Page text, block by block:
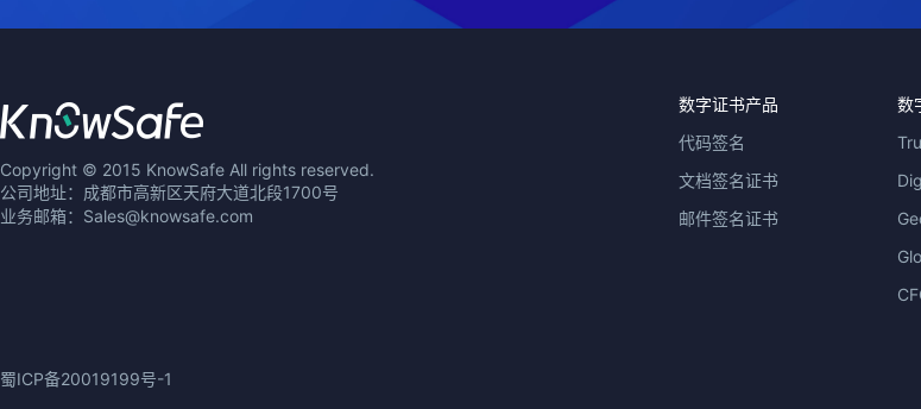
Copyright © 2015 KnowSafe All rights reserved.
公司地址：成都市高新区天府大道北段1700号
业务邮箱：Sales@knowsafe.com
数字证书产品
代码签名
文档签名证书
邮件签名证书
数
蜀ICP备20019199号-1